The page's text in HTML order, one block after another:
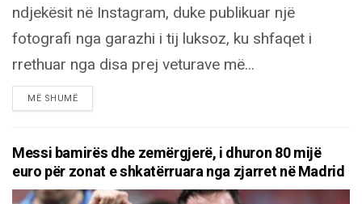
ndjekësit në Instagram, duke publikuar një
fotografi nga garazhi i tij luksoz, ku shfaqet i
rrethuar nga disa prej veturave më...
MË SHUMËDETAILS
Messi bamirës dhe zemërgjerë, i dhuron 80 mijë
euro për zonat e shkatërruara nga zjarret në Madrid